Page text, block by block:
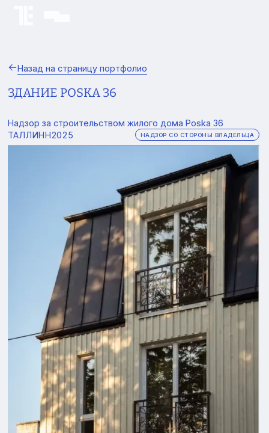
Назад на страницу портфолио
ЗДАНИЕ POSKA 36
Надзор за строительством жилого дома Poska 36
ТАЛЛИНН2025 НАДЗОР СО СТОРОНЫ ВЛАДЕЛЬЦА